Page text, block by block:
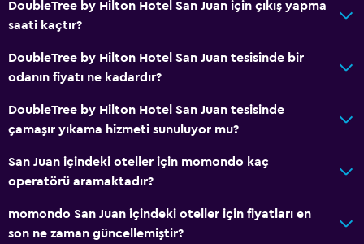
Ücretsiz WiFi
Ücretsiz tuvalet malzemeleri
DoubleTree by Hilton Hotel San Juan için çıkış yapma
saati kaçtır?
DoubleTree by Hilton Hotel San Juan tesisinde bir
odanın fiyatı ne kadardır?
DoubleTree by Hilton Hotel San Juan tesisinde
çamaşır yıkama hizmeti sunuluyor mu?
San Juan içindeki oteller için momondo kaç
operatörü aramaktadır?
momondo San Juan içindeki oteller için fiyatları en
son ne zaman güncellemiştir?